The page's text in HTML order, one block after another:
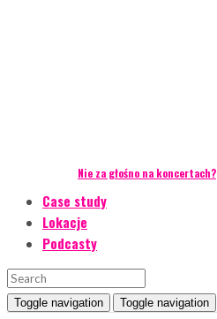
Nie za głośno na koncertach?
Case study
Lokacje
Podcasty
Toggle navigation Toggle navigation